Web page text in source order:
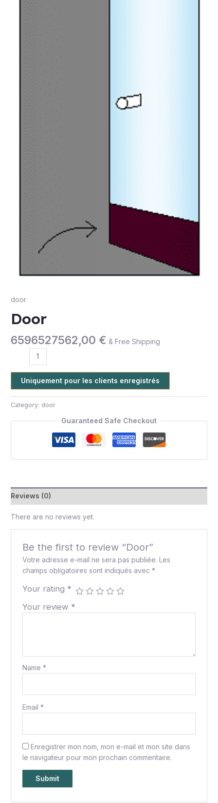
door
Door
6596527562,00 € & Free Shipping
Uniquement pour les clients enregistrés
Category: door
Guaranteed Safe Checkout
Reviews (0)
There are no reviews yet.
Be the first to review “Door”
Votre adresse e-mail ne sera pas publiée. Les
champs obligatoires sont indiqués avec *
Your rating *
Your review *
Name *
Email *
Enregistrer mon nom, mon e-mail et mon site dans
le navigateur pour mon prochain commentaire.